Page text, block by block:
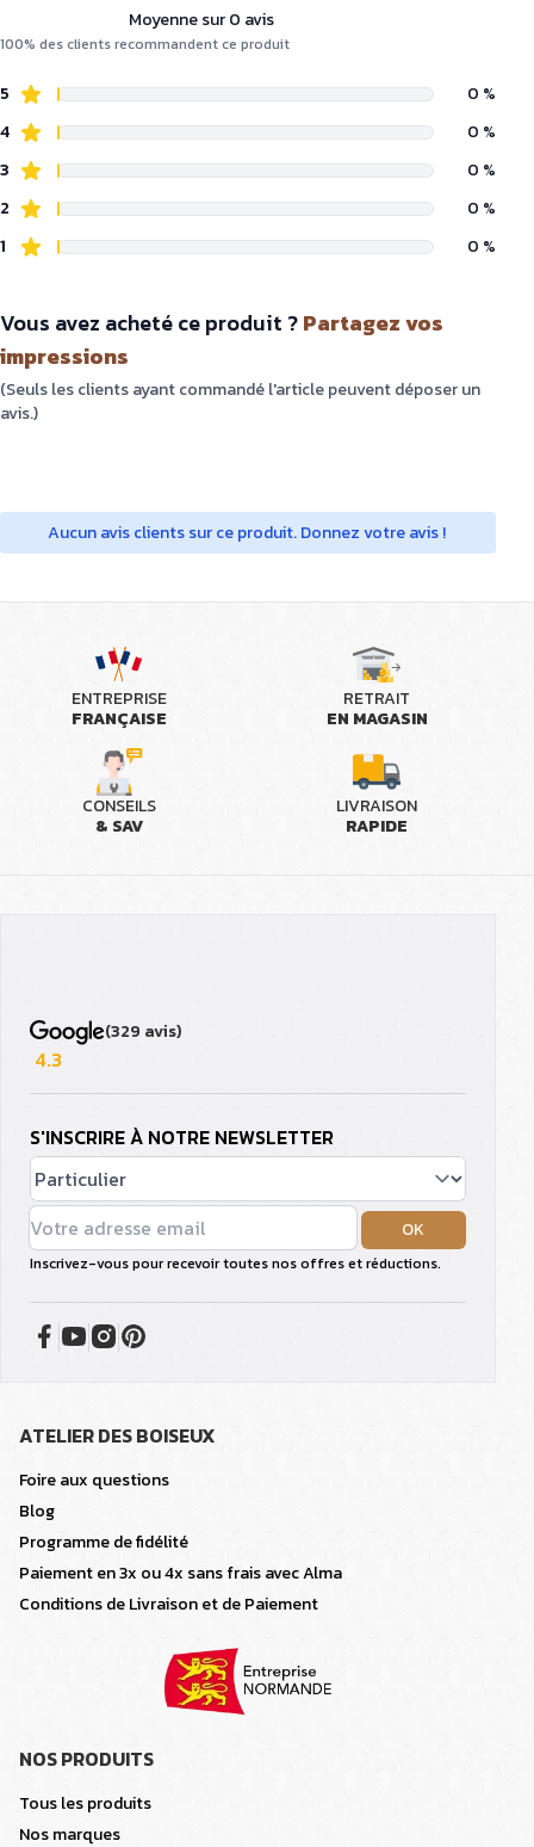
Moyenne sur 0 avis
100% des clients recommandent ce produit
5
0 %
4
0 %
3
0 %
2
0 %
1
0 %
Vous avez acheté ce produit ?Partagez vos
impressions
(Seuls les clients ayant commandé l'article peuvent déposer un
avis.)
Aucun avis clients sur ce produit. Donnez votre avis !
ENTREPRISE
FRANÇAISE
RETRAIT
EN MAGASIN
CONSEILS
& SAV
LIVRAISON
RAPIDE
(329 avis)
4.3
S'INSCRIRE À NOTRE NEWSLETTER
OK
Inscrivez-vous pour recevoir toutes nos offres et réductions.
ATELIER DES BOISEUX
Foire aux questions
Blog
Programme de fidélité
Paiement en 3x ou 4x sans frais avec Alma
Conditions de Livraison et de Paiement
NOS PRODUITS
Tous les produits
Nos marques